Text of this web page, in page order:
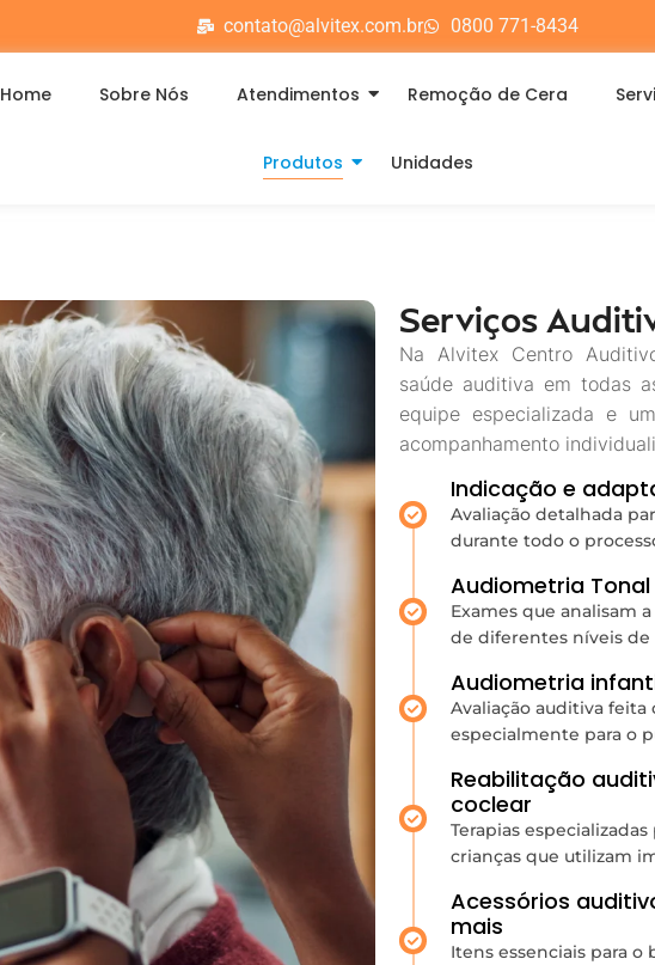
contato@alvitex.com.br 0800 771-8434
Home Sobre Nós Atendimentos Remoção de Cera
Produtos Unidades
Serviços
Na Alvitex Centro
saúde auditiva em todas
equipe especializada e
acompanhamento
Indicação e
Avaliação detalhada
durante todo o
Audiometria
Exames que analisam
de diferentes níveis de
Audiometria
Avaliação auditiva
especialmente para o
Reabilitação
coclear
Terapias
crianças que utilizam
Acessórios
mais
Itens essenciais para